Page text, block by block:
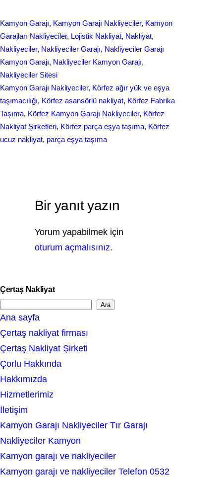
o
o
k
d
I
n
r
e
Kamyon Garajı, Kamyon Garajı Nakliyeciler, Kamyon
Garajları Nakliyeciler, Lojistik Nakliyat, Nakliyat
Nakliyeciler, Nakliyeciler Garajı, Nakliyeciler Garajı
Kamyon Garajı, Nakliyeciler Kamyon Garajı
Nakliyeciler Sitesi
Kamyon Garajı Nakliyeciler, Körfez ağır yük ve eşya
taşımacılığı, Körfez asansörlü nakliyat, Körfez Fabrika
Taşıma, Körfez Kamyon Garajı Nakliyeciler, Körfez
Nakliyat Şirketleri, Körfez parça eşya taşıma, Körfez
ucuz nakliyat, parça eşya taşıma
Bir yanıt yazın
Yorum yapabilmek için
oturum açmalısınız.
Çertaş Nakliyat
e
a
r
c
h
Ara
Ana sayfa
Çertaş nakliyat firması
Çertaş Nakliyat Şirketi
Çorlu Hakkında
Hakkımızda
Hizmetlerimiz
İletişim
Kamyon Garajı Nakliyeciler Tır Garajı
Nakliyeciler Kamyon
Kamyon garajı ve nakliyeciler
Kamyon garajı ve nakliyeciler Telefon 0532